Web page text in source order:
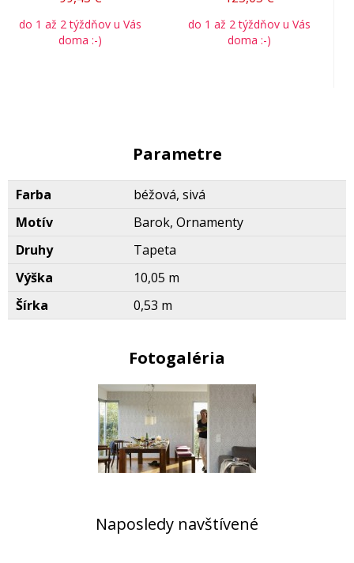
do 1 až 2 týždňov u Vás
doma :-)
do 1 až 2 týždňov u Vás
doma :-)
Parametre
Farba
béžová, sivá
Motív
Barok, Ornamenty
Druhy
Tapeta
Výška
10,05 m
Šírka
0,53 m
Fotogaléria
Naposledy navštívené